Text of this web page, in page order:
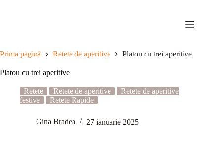
Prima pagină Retete de aperitive Platou cu trei aperitive
Platou cu trei aperitive
Retete Retete de aperitive
Retete de aperitive
festive
Retete Rapide
Gina Bradea 27 ianuarie 2025